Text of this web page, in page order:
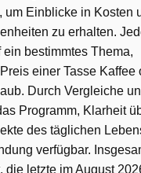
um Einblicke in Kosten
zu erhalten.
bestimmtes Thema,
einer Tasse Kaffee
Durch Vergleiche
Programm, Klarheit
des täglichen
verfügbar.
die letzte im August